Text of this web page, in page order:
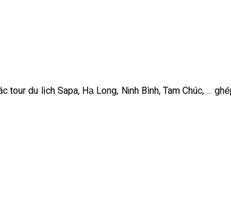
du lịch Sapa, Hạ Long, Ninh Bình, Tam Chúc, ...